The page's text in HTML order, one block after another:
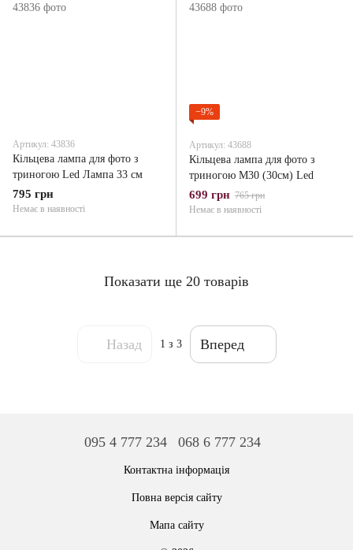
Артикул: 43836
Кільцева лампа для фото з
триногою Led Лампа 33 см
795 грн
Немає в наявності
−9%
Артикул: 43688
Кільцева лампа для фото з
триногою M30 (30см) Led
699 грн 765 грн
Немає в наявності
Показати ще 20 товарів
Назад 1 з 3 Вперед
095 4 777 234 068 6 777 234
Контактна інформація
Повна версія сайту
Мапа сайту